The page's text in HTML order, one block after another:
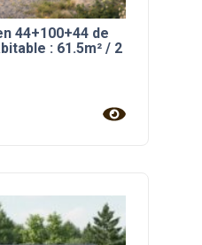
44+100+44 de
: 61.5m² / 2